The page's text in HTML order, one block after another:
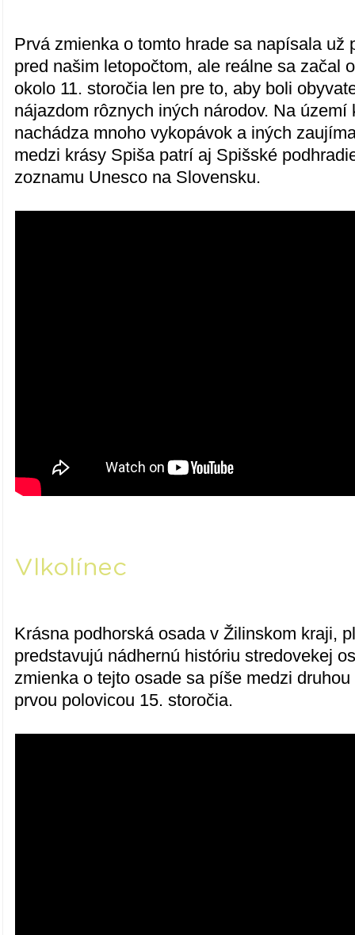
Prvá zmienka o tomto hrade sa napísala už
pred našim letopočtom, ale reálne sa začal
okolo 11. storočia len pre to, aby boli
nájazdom rôznych iných národov. Na území
nachádza mnoho vykopávok a iných
medzi krásy Spiša patrí aj Spišské
zoznamu Unesco na Slovensku.
Vlkolínec
Krásna podhorská osada v Žilinskom kraji,
predstavujú nádhernú históriu stredovekej
zmienka o tejto osade sa píše medzi
prvou polovicou 15. storočia.